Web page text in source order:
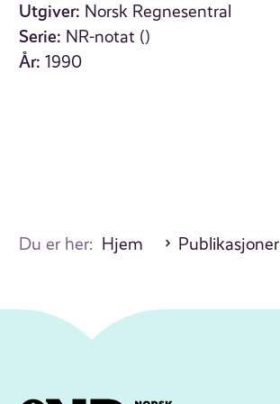
Utgiver: Norsk Regnesentral
Serie: NR-notat ()
År: 1990
Du er her: Hjem Publikasjoner